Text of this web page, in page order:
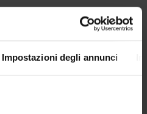
Impostazioni degli annunci